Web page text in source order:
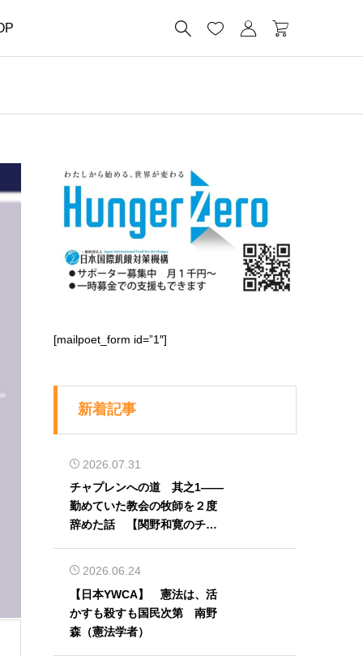
   
[mailpoet_form id=”1″]
新着記事
2026.07.31
チャプレンへの道 其之1――
勤めていた教会の牧師を２度
辞めた話 【関野和寛のチャ
2026.06.24
【日本YWCA】 憲法は、活
かすも殺すも国民次第 南野
森（憲法学者）